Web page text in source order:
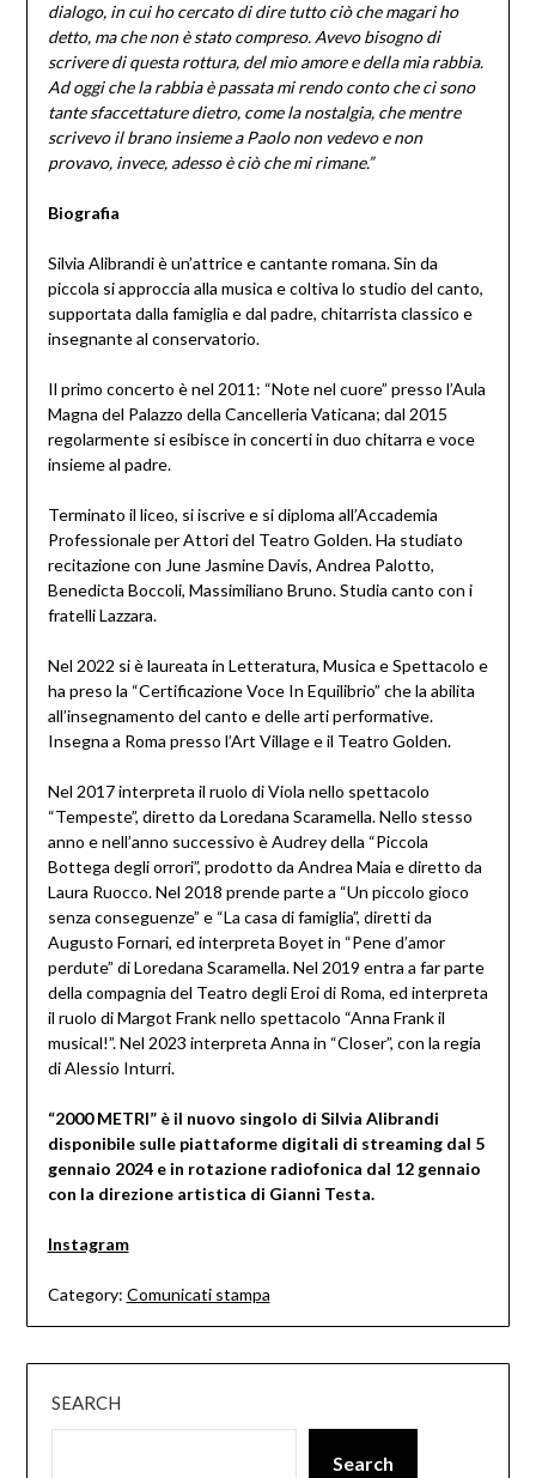
dialogo, in cui ho cercato di dire tutto ciò che magari ho
detto, ma che non è stato compreso. Avevo bisogno di
scrivere di questa rottura, del mio amore e della mia rabbia.
Ad oggi che la rabbia è passata mi rendo conto che ci sono
tante sfaccettature dietro, come la nostalgia, che mentre
scrivevo il brano insieme a Paolo non vedevo e non
provavo, invece, adesso è ciò che mi rimane.”
Biografia
Silvia Alibrandi è un’attrice e cantante romana. Sin da
piccola si approccia alla musica e coltiva lo studio del canto,
supportata dalla famiglia e dal padre, chitarrista classico e
insegnante al conservatorio.
Il primo concerto è nel 2011: “Note nel cuore” presso l’Aula
Magna del Palazzo della Cancelleria Vaticana; dal 2015
regolarmente si esibisce in concerti in duo chitarra e voce
insieme al padre.
Terminato il liceo, si iscrive e si diploma all’Accademia
Professionale per Attori del Teatro Golden. Ha studiato
recitazione con June Jasmine Davis, Andrea Palotto,
Benedicta Boccoli, Massimiliano Bruno. Studia canto con i
fratelli Lazzara.
Nel 2022 si è laureata in Letteratura, Musica e Spettacolo e
ha preso la “Certificazione Voce In Equilibrio” che la abilita
all’insegnamento del canto e delle arti performative.
Insegna a Roma presso l’Art Village e il Teatro Golden.
Nel 2017 interpreta il ruolo di Viola nello spettacolo
“Tempeste”, diretto da Loredana Scaramella. Nello stesso
anno e nell’anno successivo è Audrey della “Piccola
Bottega degli orrori”, prodotto da Andrea Maia e diretto da
Laura Ruocco. Nel 2018 prende parte a “Un piccolo gioco
senza conseguenze” e “La casa di famiglia”, diretti da
Augusto Fornari, ed interpreta Boyet in “Pene d’amor
perdute” di Loredana Scaramella. Nel 2019 entra a far parte
della compagnia del Teatro degli Eroi di Roma, ed interpreta
il ruolo di Margot Frank nello spettacolo “Anna Frank il
musical!”. Nel 2023 interpreta Anna in “Closer”, con la regia
di Alessio Inturri.
“2000 METRI” è il nuovo singolo di Silvia Alibrandi
disponibile sulle piattaforme digitali di streaming dal 5
gennaio 2024 e in rotazione radiofonica dal 12 gennaio
con la direzione artistica di Gianni Testa.
Instagram
Category: Comunicati stampa
SEARCH
Search